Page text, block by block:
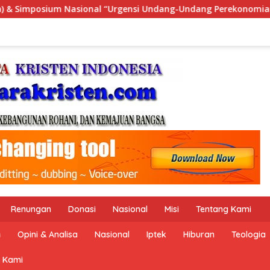
Perekonomian Nasional dan Kesejahteraan Sosial dalam
Renungan Donasi Nasional Misi Tentang Kami
Opini & Analisa Nasional Iptek Hiburan Teologia
Kami